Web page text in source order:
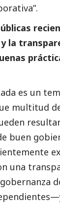
la
es un
multitud
buen
una